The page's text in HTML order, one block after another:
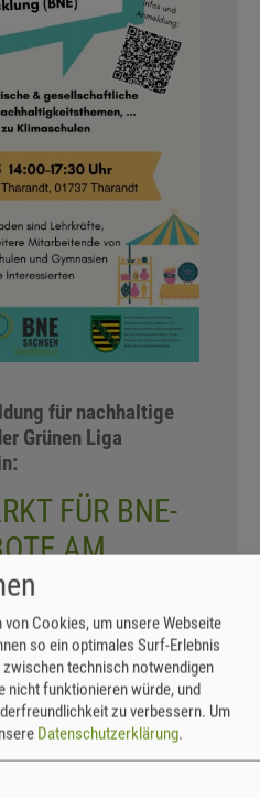
für nachhaltige
Grünen Liga
FÜR BNE-
AM
der regionalen Bildungs-
mit den Schulen ist
20. Januar 2025 findet
Bildungsmarktin der
PädagogInnen aller
Cookies, um unsere Webseite
so ein optimales Surf-Erlebnis
technisch notwendigen
nicht funktionieren würde, und
zu verbessern. Um
Datenschutzerklärung.